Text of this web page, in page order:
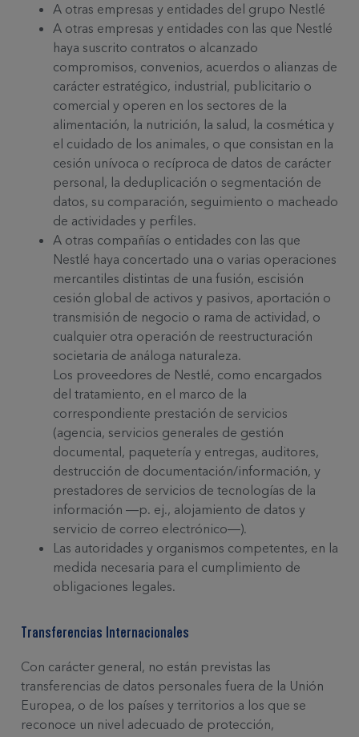
A otras empresas y entidades del grupo Nestlé
A otras empresas y entidades con las que Nestlé
haya suscrito contratos o alcanzado
compromisos, convenios, acuerdos o alianzas de
carácter estratégico, industrial, publicitario o
comercial y operen en los sectores de la
alimentación, la nutrición, la salud, la cosmética y
el cuidado de los animales, o que consistan en la
cesión unívoca o recíproca de datos de carácter
personal, la deduplicación o segmentación de
datos, su comparación, seguimiento o macheado
de actividades y perfiles.
A otras compañías o entidades con las que
Nestlé haya concertado una o varias operaciones
mercantiles distintas de una fusión, escisión
cesión global de activos y pasivos, aportación o
transmisión de negocio o rama de actividad, o
cualquier otra operación de reestructuración
societaria de análoga naturaleza.
Los proveedores de Nestlé, como encargados
del tratamiento, en el marco de la
correspondiente prestación de servicios
(agencia, servicios generales de gestión
documental, paquetería y entregas, auditores,
destrucción de documentación/información, y
prestadores de servicios de tecnologías de la
información ―p. ej., alojamiento de datos y
servicio de correo electrónico―).
Las autoridades y organismos competentes, en la
medida necesaria para el cumplimiento de
obligaciones legales.
Transferencias Internacionales
Con carácter general, no están previstas las
transferencias de datos personales fuera de la Unión
Europea, o de los países y territorios a los que se
reconoce un nivel adecuado de protección,